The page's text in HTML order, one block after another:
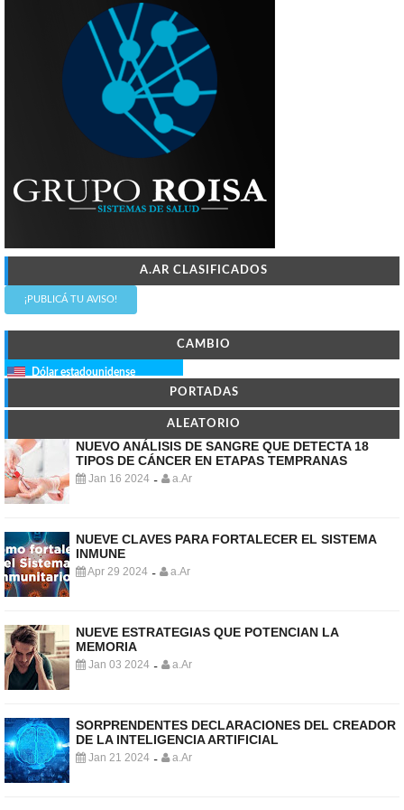
A.AR CLASIFICADOS
¡PUBLICÁ TU AVISO!
CAMBIO
Dólar estadounidense
PORTADAS
ALEATORIO
NUEVO ANÁLISIS DE SANGRE QUE DETECTA 18
TIPOS DE CÁNCER EN ETAPAS TEMPRANAS
Jan 16 2024 - a.Ar
NUEVE CLAVES PARA FORTALECER EL SISTEMA
INMUNE
Apr 29 2024 - a.Ar
NUEVE ESTRATEGIAS QUE POTENCIAN LA
MEMORIA
Jan 03 2024 - a.Ar
SORPRENDENTES DECLARACIONES DEL CREADOR
DE LA INTELIGENCIA ARTIFICIAL
Jan 21 2024 - a.Ar